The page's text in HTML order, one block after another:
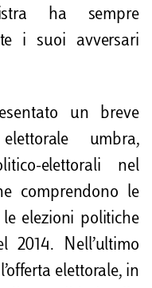
ha sempre
i suoi avversari
un breve
umbra,
elettorali nel
comprendono le
elezioni politiche
2014. Nell’ultimo
elettorale, in